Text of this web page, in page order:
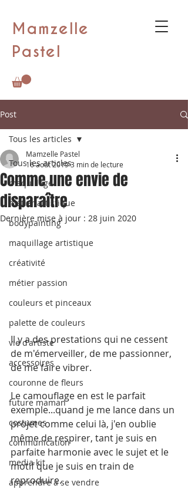
Mamzelle
Pastel
Post
Tous les articles
maquillage
métier artistique
bodypainting
maquillage artistique
créativité
métier passion
couleurs et pinceaux
palette de couleurs
vie d'artiste
accessoires
couronne de fleurs
future maman
costumes
communication
media kit
apprendre à se vendre
Tous les articles
Comme une envie de
disparaître
Mamzelle Pastel
16 août 20193 min de lecture
Dernière mise à jour : 28 juin 2020
Il y a des prestations qui ne cessent
de m'émerveiller, de me passionner,
de me faire vibrer.
Le camouflage en est le parfait
exemple...quand je me lance dans un
projet comme celui là, j'en oublie
même de respirer, tant je suis en
parfaite harmonie avec le sujet et le
motif que je suis en train de
reproduire.